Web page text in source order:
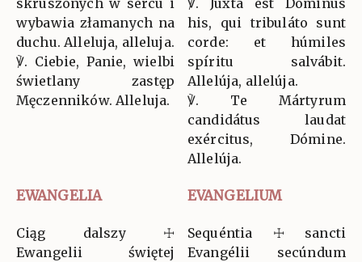
skruszonych w sercu i
wybawia złamanych na
duchu. Alleluja, alleluja.
℣. Ciebie, Panie, wielbi
świetlany zastęp
Męczenników. Alleluja.
℣. Juxta est Dóminus
his, qui tribuláto sunt
corde: et húmiles
spíritu salvábit.
Allelúja, allelúja.
℣. Te Mártyrum
candidátus laudat
exércitus, Dómine.
Allelúja.
EWANGELIA EVANGELIUM
Ciąg dalszy ☩
Ewangelii świętej
Sequéntia ☩ sancti
Evangélii secúndum